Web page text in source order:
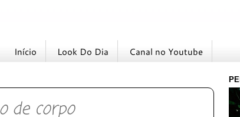
Início Look Do Dia Canal no Youtube
de corpo